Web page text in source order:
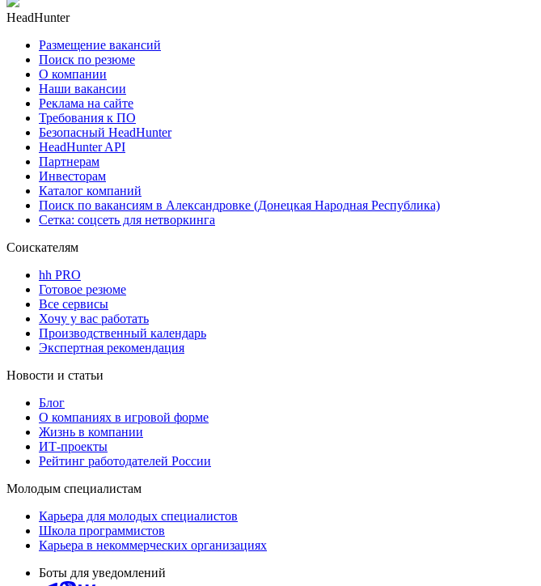
HeadHunter
Размещение вакансий
Поиск по резюме
О компании
Наши вакансии
Реклама на сайте
Требования к ПО
Безопасный HeadHunter
HeadHunter API
Партнерам
Инвесторам
Каталог компаний
Поиск по вакансиям в Александровке (Донецкая Народная Республика)
Сетка: соцсеть для нетворкинга
Соискателям
hh PRO
Готовое резюме
Все сервисы
Хочу у вас работать
Производственный календарь
Экспертная рекомендация
Новости и статьи
Блог
О компаниях в игровой форме
Жизнь в компании
ИТ-проекты
Рейтинг работодателей России
Молодым специалистам
Карьера для молодых специалистов
Школа программистов
Карьера в некоммерческих организациях
Боты для уведомлений